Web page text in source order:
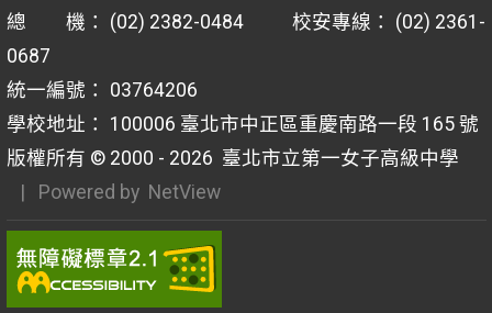
總 機： (02) 2382-0484 校安專線： (02) 2361-
0687
統一編號： 03764206
學校地址： 100006 臺北市中正區重慶南路一段 165 號
版權所有 © 2000 - 2026 臺北市立第一女子高級中學
| Powered by NetView